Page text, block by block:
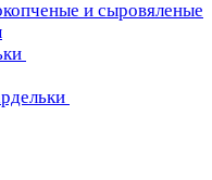
и сыровяленые